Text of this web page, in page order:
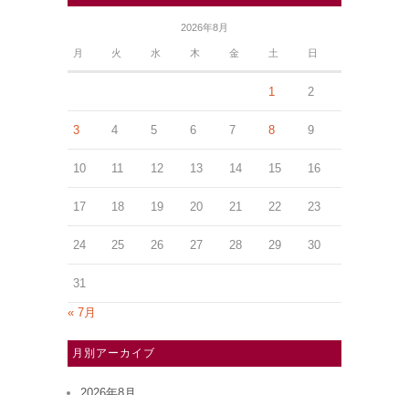
2026年8月
月 火 水 木 金 土 日
1 2
3 4 5 6 7 8 9
10 11 12 13 14 15 16
17 18 19 20 21 22 23
24 25 26 27 28 29 30
31
« 7月
月別アーカイブ